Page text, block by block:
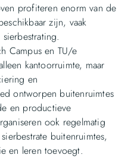
profiteren enorm van de
zijn, vaak
Campus en TU/e
kantoorruimte, maar
en
ontworpen buitenruimtes
en productieve
ook regelmatig
buitenruimtes,
en leren toevoegt.